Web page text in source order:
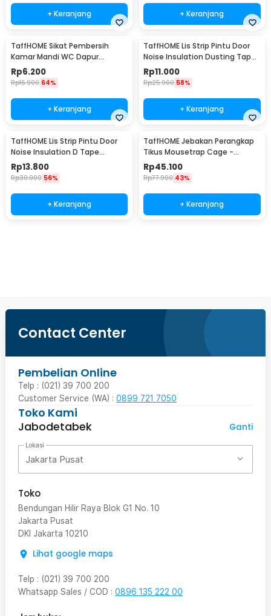
+ Keranjang + Keranjang
TaffHOME Sikat Pembersih
Kamar Mandi WC Dapur
Sponge Brush - 8211
Rp6.200
Rp16.900 64%
+ Keranjang
TaffHOME Lis Strip Pintu Door
Noise Insulation Dusting Tape
5Mx9mmx9mm - KK-061
Rp11.000
Rp25.900 58%
+ Keranjang
TaffHOME Lis Strip Pintu Door
Noise Insulation D Tape
9x6mm 10M - KK-062
Rp13.800
Rp30.900 56%
+ Keranjang
TaffHOME Jebakan Perangkap
Tikus Mousetrap Cage -
HU1999
Rp45.100
Rp77.900 43%
+ Keranjang
Contact Center
Pembelian Online
Telp : (021) 39 700 200
Customer Service (WA) : 0899 721 7050
Toko Kami
Jabodetabek
Ganti
Lokasi
Jakarta Pusat
Toko
Bendungan Hilir Raya Blok G1 No. 10
Jakarta Pusat
DKI Jakarta 10210
Lihat google maps
Telp : (021) 39 700 200
Whatsapp Sales / COD : 0896 135 222 00